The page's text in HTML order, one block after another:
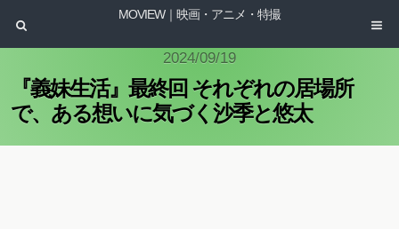
MOVIEW｜映画・アニメ・特撮
2024/09/19
『義妹生活』最終回 それぞれの居場所
で、ある想いに気づく沙季と悠太